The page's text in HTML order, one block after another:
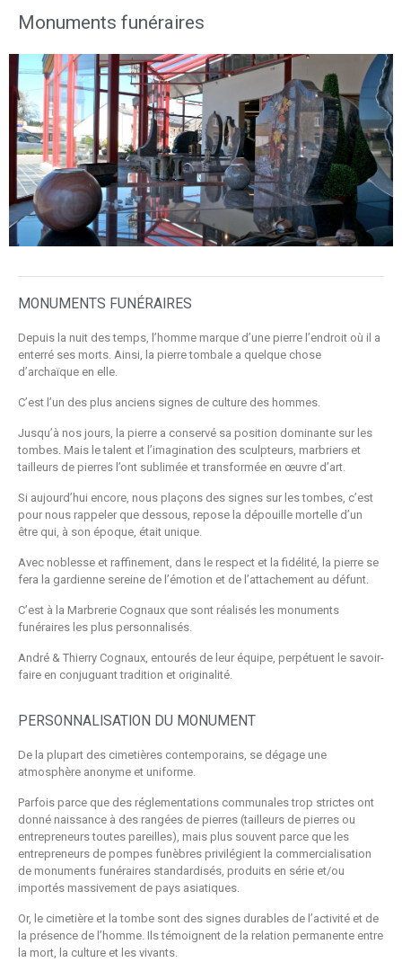
Monuments funéraires
MONUMENTS FUNÉRAIRES
Depuis la nuit des temps, l’homme marque d’une pierre l’endroit où il a
enterré ses morts. Ainsi, la pierre tombale a quelque chose
d’archaïque en elle.
C’est l’un des plus anciens signes de culture des hommes.
Jusqu’à nos jours, la pierre a conservé sa position dominante sur les
tombes. Mais le talent et l’imagination des sculpteurs, marbriers et
tailleurs de pierres l’ont sublimée et transformée en œuvre d’art.
Si aujourd’hui encore, nous plaçons des signes sur les tombes, c’est
pour nous rappeler que dessous, repose la dépouille mortelle d’un
être qui, à son époque, était unique.
Avec noblesse et raffinement, dans le respect et la fidélité, la pierre se
fera la gardienne sereine de l’émotion et de l’attachement au défunt.
C’est à la Marbrerie Cognaux que sont réalisés les monuments
funéraires les plus personnalisés.
André & Thierry Cognaux, entourés de leur équipe, perpétuent le savoir-
faire en conjuguant tradition et originalité.
PERSONNALISATION DU MONUMENT
De la plupart des cimetières contemporains, se dégage une
atmosphère anonyme et uniforme.
Parfois parce que des réglementations communales trop strictes ont
donné naissance à des rangées de pierres (tailleurs de pierres ou
entrepreneurs toutes pareilles), mais plus souvent parce que les
entrepreneurs de pompes funèbres privilégient la commercialisation
de monuments funéraires standardisés, produits en série et/ou
importés massivement de pays asiatiques.
Or, le cimetière et la tombe sont des signes durables de l’activité et de
la présence de l’homme. Ils témoignent de la relation permanente entre
la mort, la culture et les vivants.